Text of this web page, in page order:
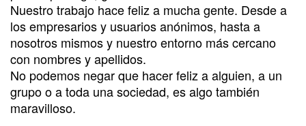
Nuestro trabajo hace feliz a mucha gente. Desde a
los empresarios y usuarios anónimos, hasta a
nosotros mismos y nuestro entorno más cercano
con nombres y apellidos.
No podemos negar que hacer feliz a alguien, a un
grupo o a toda una sociedad, es algo también
maravilloso.